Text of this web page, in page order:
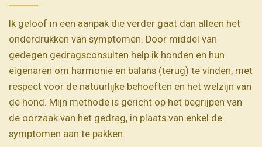
Ik geloof in een aanpak die verder gaat dan alleen het
onderdrukken van symptomen. Door middel van
gedegen gedragsconsulten help ik honden en hun
eigenaren om harmonie en balans (terug) te vinden, met
respect voor de natuurlijke behoeften en het welzijn van
de hond. Mijn methode is gericht op het begrijpen van
de oorzaak van het gedrag, in plaats van enkel de
symptomen aan te pakken.